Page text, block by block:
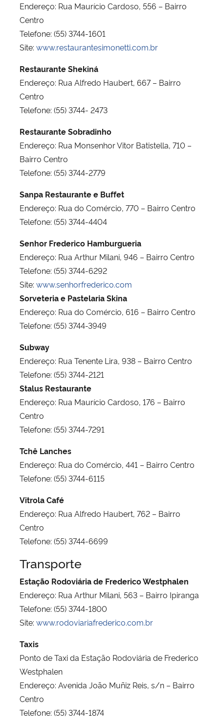
Endereço: Rua Maurício Cardoso, 556 – Bairro
Centro
Telefone: (55) 3744-1601
Site: www.restaurantesimonetti.com.br
Restaurante Shekiná
Endereço: Rua Alfredo Haubert, 667 – Bairro
Centro
Telefone: (55) 3744- 2473
Restaurante Sobradinho
Endereço: Rua Monsenhor Vitor Batistella, 710 –
Bairro Centro
Telefone: (55) 3744-2779
Sanpa Restaurante e Buffet
Endereço: Rua do Comércio, 770 – Bairro Centro
Telefone: (55) 3744-4404
Senhor Frederico Hamburgueria
Endereço: Rua Arthur Milani, 946 – Bairro Centro
Telefone: (55) 3744-6292
Site: www.senhorfrederico.com
Sorveteria e Pastelaria Skina
Endereço: Rua do Comércio, 616 – Bairro Centro
Telefone: (55) 3744-3949
Subway
Endereço: Rua Tenente Lira, 938 – Bairro Centro
Telefone: (55) 3744-2121
Stalus Restaurante
Endereço: Rua Maurício Cardoso, 176 – Bairro
Centro
Telefone: (55) 3744-7291
Tchê Lanches
Endereço: Rua do Comércio, 441 – Bairro Centro
Telefone: (55) 3744-6115
Vitrola Café
Endereço: Rua Alfredo Haubert, 762 – Bairro
Centro
Telefone: (55) 3744-6699
Transporte
Estação Rodoviária de Frederico Westphalen
Endereço: Rua Arthur Milani, 563 – Bairro Ipiranga
Telefone: (55) 3744-1800
Site: www.rodoviariafrederico.com.br
Taxis
Ponto de Taxi da Estação Rodoviária de Frederico
Westphalen
Endereço: Avenida João Muñiz Reis, s/n – Bairro
Centro
Telefone: (55) 3744-1874